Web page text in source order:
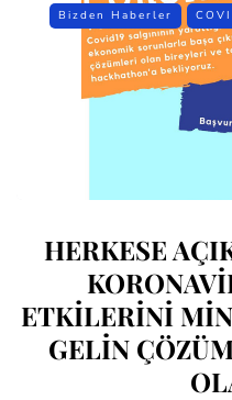
Bizden Haberler
HERKESE
ETKİLERİNİ
GELİN